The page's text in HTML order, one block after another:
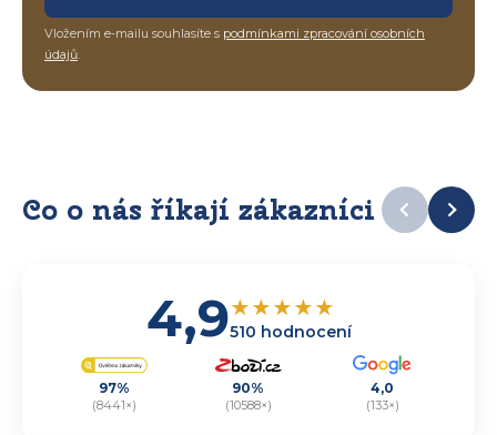
Vložením e-mailu souhlasíte s podmínkami zpracování osobních
údajů.
Co o nás říkají zákazníci
4,9★★★★★
510 hodnocení
97%
(8441×)
90%
(10588×)
4,0
(133×)